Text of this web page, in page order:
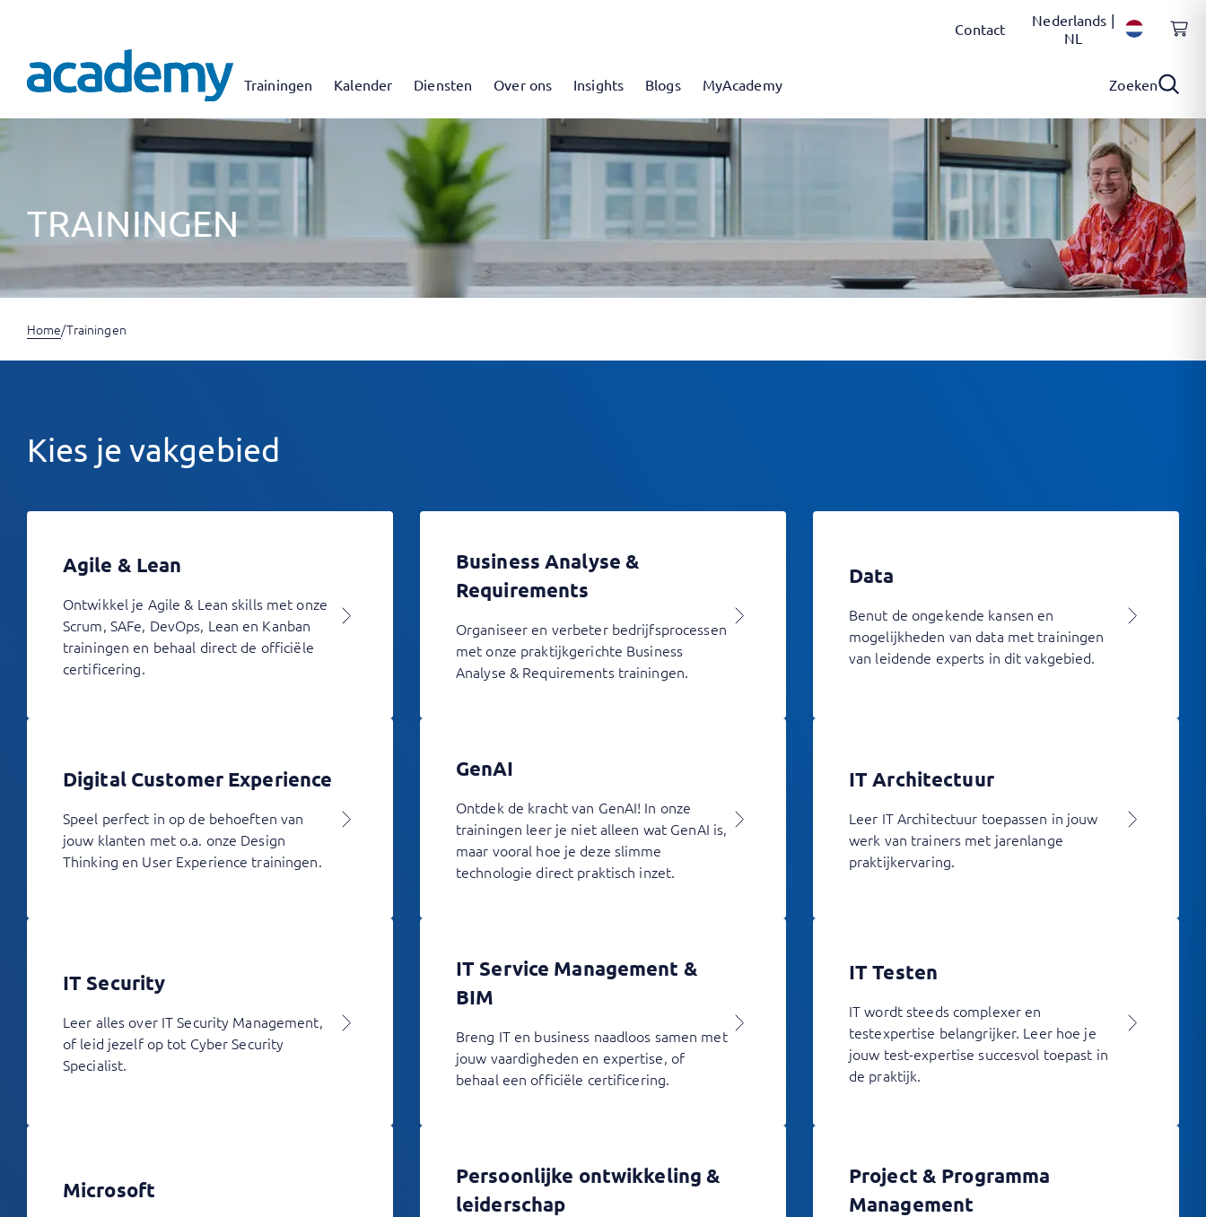
Contact
Nederlands |
NL
Trainingen Kalender Diensten Over ons Insights Blogs MyAcademy Zoeken
TRAININGEN
Home/Trainingen
Kies je vakgebied
Agile & Lean
Ontwikkel je Agile & Lean skills met onze
Scrum, SAFe, DevOps, Lean en Kanban
trainingen en behaal direct de officiële
certificering.
Business Analyse &
Requirements
Organiseer en verbeter bedrijfsprocessen
met onze praktijkgerichte Business
Analyse & Requirements trainingen.
Data
Benut de ongekende kansen en
mogelijkheden van data met trainingen
van leidende experts in dit vakgebied.
Digital Customer Experience
Speel perfect in op de behoeften van
jouw klanten met o.a. onze Design
Thinking en User Experience trainingen.
GenAI
Ontdek de kracht van GenAI! In onze
trainingen leer je niet alleen wat GenAI is,
maar vooral hoe je deze slimme
technologie direct praktisch inzet.
IT Architectuur
Leer IT Architectuur toepassen in jouw
werk van trainers met jarenlange
praktijkervaring.
IT Security
Leer alles over IT Security Management,
of leid jezelf op tot Cyber Security
Specialist.
IT Service Management &
BIM
Breng IT en business naadloos samen met
jouw vaardigheden en expertise, of
behaal een officiële certificering.
IT Testen
IT wordt steeds complexer en
testexpertise belangrijker. Leer hoe je
jouw test-expertise succesvol toepast in
de praktijk.
Microsoft
Persoonlijke ontwikkeling &
leiderschap
Project & Programma
Management